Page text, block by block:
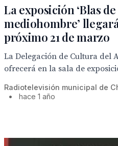
La exposición ‘Blas
mediohombre’
próximo 21 de marzo
La Delegación de Cultura del
ofrecerá en la sala de
Radiotelevisión municipal de
•
hace 1 año